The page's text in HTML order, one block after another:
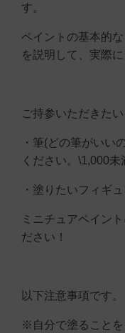
す。
ペイントの基本的
を説明して、実際
ご持参いただきた
・筆(どの筆がいい
ください。\1,000
・塗りたいフィギ
ミニチュアペイン
ださい！
以下注意事項です。
※自分で塗ること